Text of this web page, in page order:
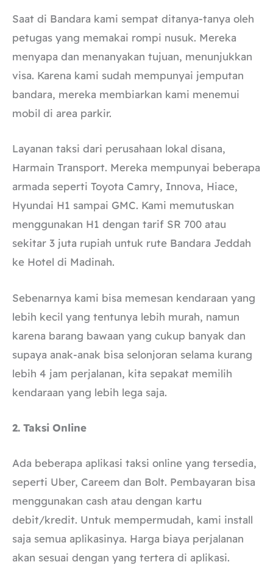
Saat di Bandara kami sempat ditanya-tanya oleh
petugas yang memakai rompi nusuk. Mereka
menyapa dan menanyakan tujuan, menunjukkan
visa. Karena kami sudah mempunyai jemputan
bandara, mereka membiarkan kami menemui
mobil di area parkir.
Layanan taksi dari perusahaan lokal disana,
Harmain Transport. Mereka mempunyai beberapa
armada seperti Toyota Camry, Innova, Hiace,
Hyundai H1 sampai GMC. Kami memutuskan
menggunakan H1 dengan tarif SR 700 atau
sekitar 3 juta rupiah untuk rute Bandara Jeddah
ke Hotel di Madinah.
Sebenarnya kami bisa memesan kendaraan yang
lebih kecil yang tentunya lebih murah, namun
karena barang bawaan yang cukup banyak dan
supaya anak-anak bisa selonjoran selama kurang
lebih 4 jam perjalanan, kita sepakat memilih
kendaraan yang lebih lega saja.
2. Taksi Online
Ada beberapa aplikasi taksi online yang tersedia,
seperti Uber, Careem dan Bolt. Pembayaran bisa
menggunakan cash atau dengan kartu
debit/kredit. Untuk mempermudah, kami install
saja semua aplikasinya. Harga biaya perjalanan
akan sesuai dengan yang tertera di aplikasi.